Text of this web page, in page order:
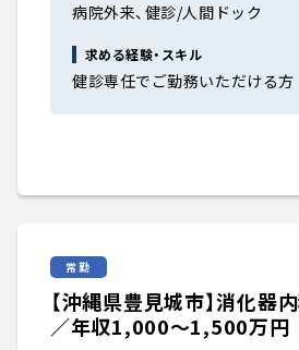
病院外来、健診/人間ドック
求める経験・スキル
健診専任でご勤務いただける方
常勤
【沖縄県豊見城市】消化器
／年収1,000〜1,500万円